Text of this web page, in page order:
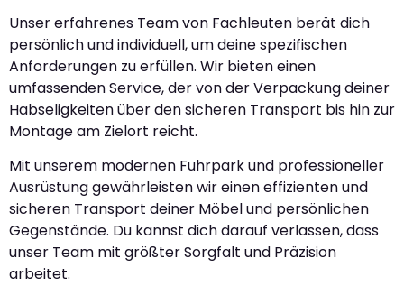
Unser erfahrenes Team von Fachleuten berät dich
persönlich und individuell, um deine spezifischen
Anforderungen zu erfüllen. Wir bieten einen
umfassenden Service, der von der Verpackung deiner
Habseligkeiten über den sicheren Transport bis hin zur
Montage am Zielort reicht.
Mit unserem modernen Fuhrpark und professioneller
Ausrüstung gewährleisten wir einen effizienten und
sicheren Transport deiner Möbel und persönlichen
Gegenstände. Du kannst dich darauf verlassen, dass
unser Team mit größter Sorgfalt und Präzision
arbeitet.